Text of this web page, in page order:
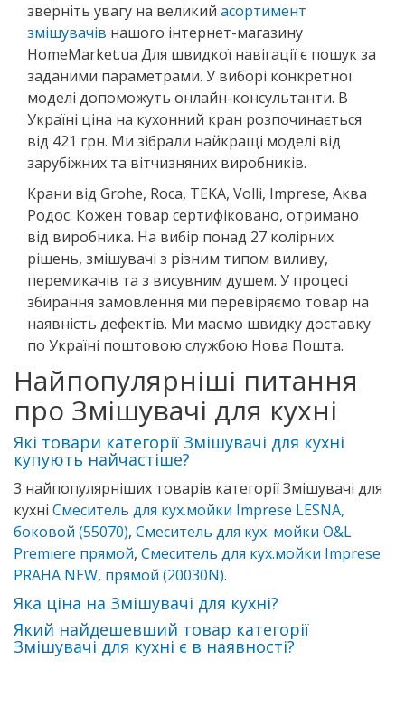
зверніть увагу на великий асортимент
змішувачів нашого інтернет-магазину
HomeMarket.ua Для швидкої навігації є пошук за
заданими параметрами. У виборі конкретної
моделі допоможуть онлайн-консультанти. В
Україні ціна на кухонний кран розпочинається
від 421 грн. Ми зібрали найкращі моделі від
зарубіжних та вітчизняних виробників.
Крани від Grohe, Roca, TEKA, Volli, Imprese, Аква
Родос. Кожен товар сертифіковано, отримано
від виробника. На вибір понад 27 колірних
рішень, змішувачі з різним типом виливу,
перемикачів та з висувним душем. У процесі
збирання замовлення ми перевіряємо товар на
наявність дефектів. Ми маємо швидку доставку
по Україні поштовою службою Нова Пошта.
Найпопулярніші питання
про Змішувачі для кухні
Які товари категорії Змішувачі для кухні
купують найчастіше?
3 найпопулярніших товарів категорії Змішувачі для
кухні Смеситель для кух.мойки Imprese LESNA,
боковой (55070), Смеситель для кух. мойки O&L
Premiere прямой, Смеситель для кух.мойки Imprese
PRAHA NEW, прямой (20030N).
Яка ціна на Змішувачі для кухні?
Який найдешевший товар категорії
Змішувачі для кухні є в наявності?